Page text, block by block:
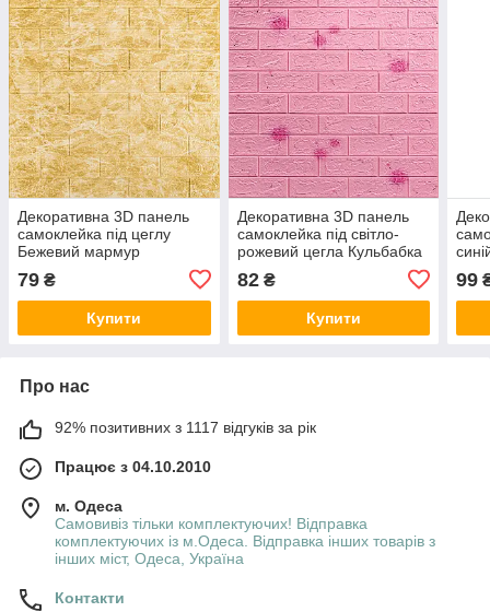
Декоративна 3D панель
самоклейка під цеглу
Бежевий мармур
700х770х3мм (062-3) SW-
00000694
79 ₴
Купити
Декоративна 3D панель
самоклейка під світло-
рожевий цегла Кульбабка
700х770х5мм (022) SW-
00000023
82₴
Купити
99
Про нас
92% позитивних з 1117 відгуків за рік
Працює з 04.10.2010
м. Одеса
Самовивіз тільки комплектуючих! Відправка
комплектуючих із м.Одеса. Відправка інших товарів з
інших міст, Одеса, Україна
Контакти